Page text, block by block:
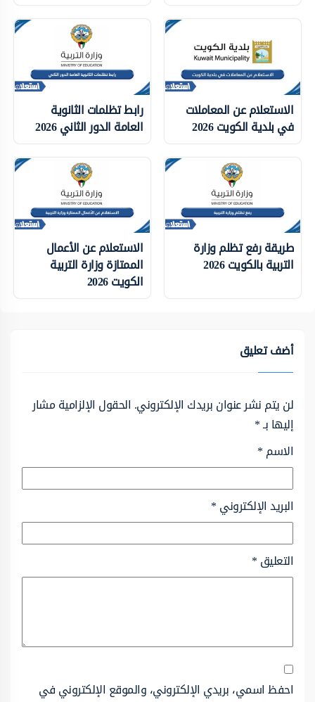
الاستعلام عن المعاملات
في بلدية الكويت 2026
رابط تظلمات الثانوية
العامة الدور الثاني 2026
طريقة رفع تظلم وزارة
التربية بالكويت 2026
الاستعلام عن الأعمال
الممتازة وزارة التربية
الكويت 2026
أضف تعليق
لن يتم نشر عنوان بريدك الإلكتروني. الحقول الإلزامية مشار
إليها بـ*
الاسم*
البريد الإلكتروني*
التعليق*
احفظ اسمي، بريدي الإلكتروني، والموقع الإلكتروني في